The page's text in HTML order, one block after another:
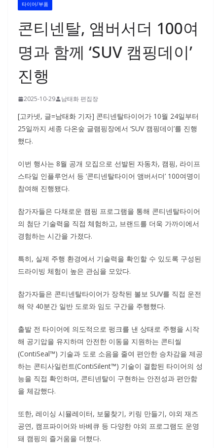
타이어/부품
콘티넨탈, 앰버서더 100여
명과 함께 ‘SUV 캠핑데이’
진행
2025-10-29 남태화 편집장
[고카넷, 글=남태화 기자] 콘티넨탈타이어가 10월 24일부터
25일까지 세종 다온숲 글램핑장에서 ‘SUV 캠핑데이’를 진행
했다.
이번 행사는 8월 공개 모집으로 선발된 자동차, 캠핑, 라이프
스타일 인플루언서 등 ‘콘티넨탈타이어 앰버서더’ 100여명이
참여해 진행됐다.
참가자들은 다채로운 캠핑 프로그램을 통해 콘티넨탈타이어
의 첨단 기술력을 직접 체험하고, 브랜드를 더욱 가까이에서
경험하는 시간을 가졌다.
특히, 실제 주행 환경에서 기술력을 확인할 수 있도록 구성된
드라이빙 체험이 높은 관심을 모았다.
참가자들은 콘티넨탈타이어가 장착된 볼보 SUV를 직접 운전
해 약 40분간 일반 도로와 임도 구간을 주행했다.
출발 전 타이어에 의도적으로 펑크를 낸 상태로 주행을 시작
해 공기압을 유지하며 안전한 이동을 지원하는 콘티씰
(ContiSeal™) 기술과 도로 소음을 줄여 편안한 승차감을 제공
하는 콘티사일런트(ContiSilent™) 기술이 결합된 타이어의 성
능을 직접 확인하며, 콘티넨탈이 구현하는 안전성과 편안함
을 체감했다.
또한, 레이싱 시뮬레이터, 보물찾기, 키링 만들기, 야외 재즈
공연, 캠프파이어와 바베큐 등 다양한 야외 프로그램도 운영
돼 캠핑의 즐거움을 더했다.